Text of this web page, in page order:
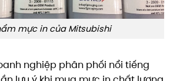
mực in của Mitsubishi
nghiệp phân phối nổi tiếng